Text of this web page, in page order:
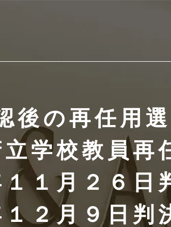
後の再任用
立学校教員再
１月２６日
２月９日判